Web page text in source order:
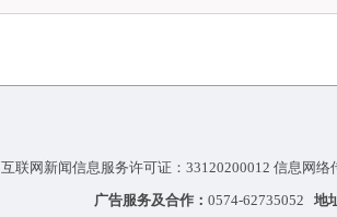
互联网新闻信息服务许可证：33120200012 信息网
广告服务及合作： 0574-62735052 地